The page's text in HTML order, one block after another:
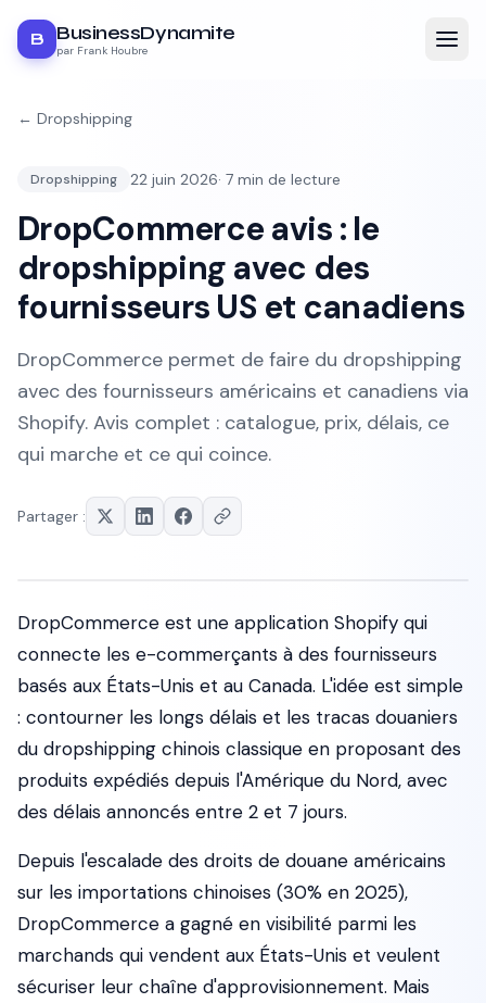
B BusinessDynamite
par Frank Houbre
← Dropshipping
Dropshipping 22 juin 2026· 7 min de lecture
DropCommerce avis : le
dropshipping avec des
fournisseurs US et canadiens
DropCommerce permet de faire du dropshipping
avec des fournisseurs américains et canadiens via
Shopify. Avis complet : catalogue, prix, délais, ce
qui marche et ce qui coince.
Partager :
DropCommerce est une application Shopify qui
connecte les e-commerçants à des fournisseurs
basés aux États-Unis et au Canada. L'idée est simple
: contourner les longs délais et les tracas douaniers
du dropshipping chinois classique en proposant des
produits expédiés depuis l'Amérique du Nord, avec
des délais annoncés entre 2 et 7 jours.
Depuis l'escalade des droits de douane américains
sur les importations chinoises (30% en 2025),
DropCommerce a gagné en visibilité parmi les
marchands qui vendent aux États-Unis et veulent
sécuriser leur chaîne d'approvisionnement. Mais